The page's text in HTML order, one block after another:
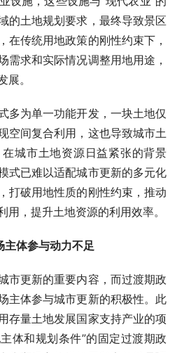
的土地规划要求，最终导致景区
在传统用地政策的刚性约束下，
需求和实际情况调整用地用途，
。
多为单一功能开发，一块土地仅
空间复合利用，这也导致城市土
城市土地资源日益紧张的背景
式已难以适配城市更新的多元化
打破用地性质的刚性约束，推动
，提升土地资源的利用效率。
主体参与动力不足
市更新的重要内容，而过渡期政
主体参与城市更新的积极性。此
存量土地发展国家支持产业的项
体和规划条件”的固定过渡期政